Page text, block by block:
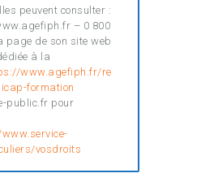
peuvent consulter :
– 0 800
page de son site web
à la
www.agefiph.fr/re
formation
public.fr pour
vosdroits